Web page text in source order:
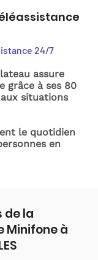
24/7
assure
grâce à ses 80
situations
le quotidien
en
de la
Minifone à